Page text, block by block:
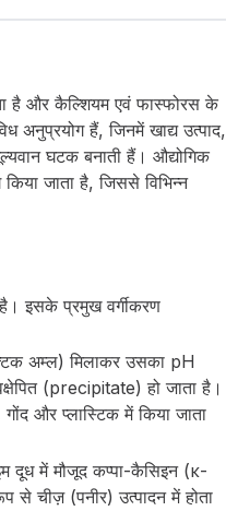
है और कैल्शियम एवं फास्फोरस के
अनुप्रयोग हैं, जिनमें खाद्य उत्पाद,
घटक बनाती हैं। औद्योगिक
जाता है, जिससे विभिन्न
इसके प्रमुख वर्गीकरण
अम्ल) मिलाकर उसका pH
(precipitate) हो जाता है।
और प्लास्टिक में किया जाता
दूध में मौजूद कप्पा-कैसिइन (κ-
चीज़ (पनीर) उत्पादन में होता